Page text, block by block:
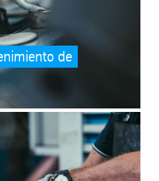
de
Sustitución y